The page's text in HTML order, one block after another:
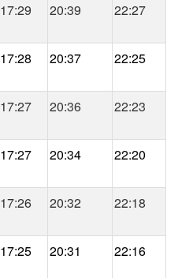
17:29 20:39 22:27
17:28 20:37 22:25
17:27 20:36 22:23
17:27 20:34 22:20
17:26 20:32 22:18
17:25 20:31 22:16